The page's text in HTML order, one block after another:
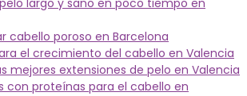
largo y sano en poco tiempo en
cabello poroso en Barcelona
el crecimiento del cabello en Valencia
mejores extensiones de pelo en Valencia
con proteínas para el cabello en